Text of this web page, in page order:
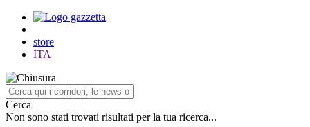
store
ITA
Cerca
Non sono stati trovati risultati per la tua ricerca...